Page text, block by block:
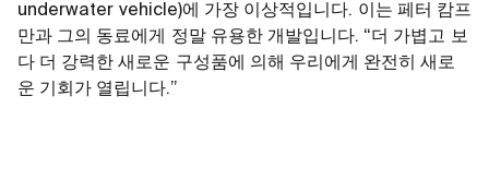
underwater vehicle)에 가장 이상적입니다. 이는 페터 캄프
만과 그의 동료에게 정말 유용한 개발입니다. “더 가볍고 보
다 더 강력한 새로운 구성품에 의해 우리에게 완전히 새로
운 기회가 열립니다.”